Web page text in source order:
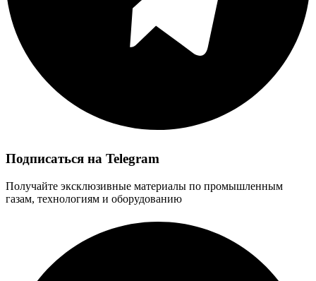
Подписаться на Telegram
Получайте эксклюзивные материалы по промышленным
газам, технологиям и оборудованию